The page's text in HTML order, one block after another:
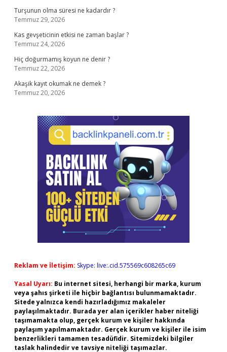
Turşunun olma süresi ne kadardır ?
Temmuz 29, 2026
Kas gevşeticinin etkisi ne zaman başlar ?
Temmuz 24, 2026
Hiç doğurmamış koyun ne denir ?
Temmuz 22, 2026
Akaşik kayıt okumak ne demek ?
Temmuz 20, 2026
Reklam ve İletişim: Skype: live:.cid.575569c608265c69
Yasal Uyarı: Bu internet sitesi, herhangi bir marka, kurum
veya şahıs şirketi ile hiçbir bağlantısı bulunmamaktadır.
Sitede yalnızca kendi hazırladığımız makaleler
paylaşılmaktadır. Burada yer alan içerikler haber niteliği
taşımamakta olup, gerçek kurum ve kişiler hakkında
paylaşım yapılmamaktadır. Gerçek kurum ve kişiler ile isim
benzerlikleri tamamen tesadüfidir. Sitemizdeki bilgiler
taslak halindedir ve tavsiye niteliği taşımazlar.